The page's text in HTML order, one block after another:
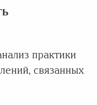
практики
связанных